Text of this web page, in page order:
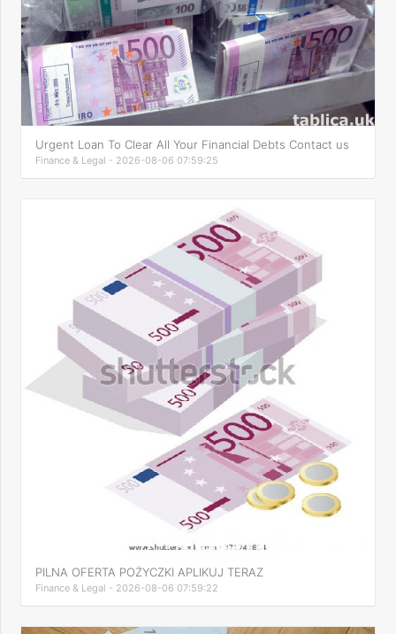
Urgent Loan To Clear All Your Financial Debts Contact us
Finance & Legal - 2026-08-06 07:59:25
PILNA OFERTA POŻYCZKI APLIKUJ TERAZ
Finance & Legal - 2026-08-06 07:59:22